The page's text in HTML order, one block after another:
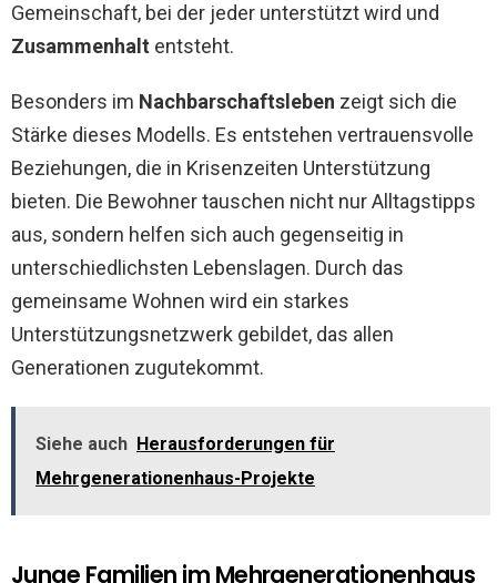
Gemeinschaft, bei der jeder unterstützt wird und
Zusammenhalt entsteht.
Besonders im Nachbarschaftsleben zeigt sich die
Stärke dieses Modells. Es entstehen vertrauensvolle
Beziehungen, die in Krisenzeiten Unterstützung
bieten. Die Bewohner tauschen nicht nur Alltagstipps
aus, sondern helfen sich auch gegenseitig in
unterschiedlichsten Lebenslagen. Durch das
gemeinsame Wohnen wird ein starkes
Unterstützungsnetzwerk gebildet, das allen
Generationen zugutekommt.
Siehe auch Herausforderungen für
Mehrgenerationenhaus-Projekte
Junge Familien im Mehrgenerationenhaus